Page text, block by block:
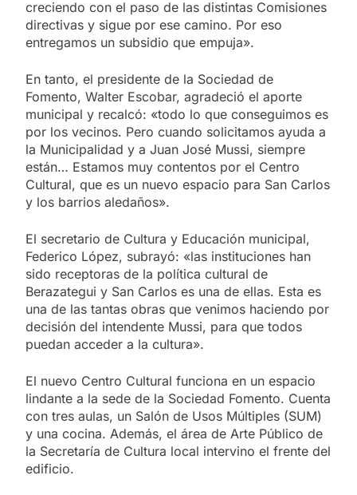
creciendo con el paso de las distintas Comisiones
directivas y sigue por ese camino. Por eso
entregamos un subsidio que empuja».
En tanto, el presidente de la Sociedad de
Fomento, Walter Escobar, agradeció el aporte
municipal y recalcó: «todo lo que conseguimos es
por los vecinos. Pero cuando solicitamos ayuda a
la Municipalidad y a Juan José Mussi, siempre
están… Estamos muy contentos por el Centro
Cultural, que es un nuevo espacio para San Carlos
y los barrios aledaños».
El secretario de Cultura y Educación municipal,
Federico López, subrayó: «las instituciones han
sido receptoras de la política cultural de
Berazategui y San Carlos es una de ellas. Esta es
una de las tantas obras que venimos haciendo por
decisión del intendente Mussi, para que todos
puedan acceder a la cultura».
El nuevo Centro Cultural funciona en un espacio
lindante a la sede de la Sociedad Fomento. Cuenta
con tres aulas, un Salón de Usos Múltiples (SUM)
y una cocina. Además, el área de Arte Público de
la Secretaría de Cultura local intervino el frente del
edificio.